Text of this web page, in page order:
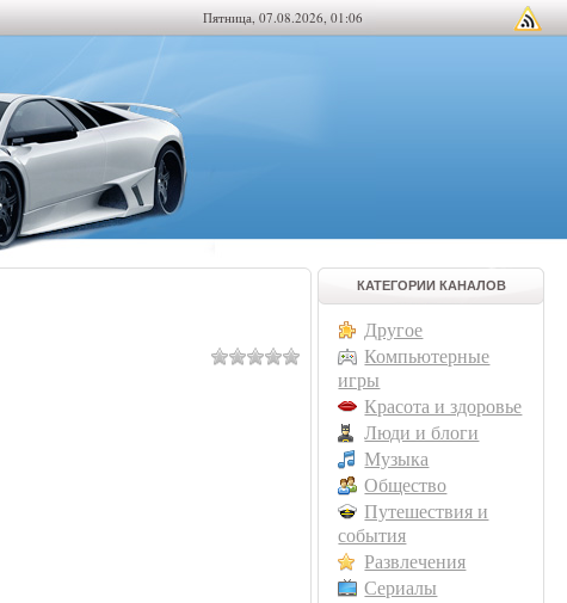
Пятница, 07.08.2026, 01:06
КАТЕГОРИИ КАНАЛОВ
Другое
Компьютерные
игры
Красота и здоровье
Люди и блоги
Музыка
Общество
Путешествия и
события
Развлечения
Сериалы